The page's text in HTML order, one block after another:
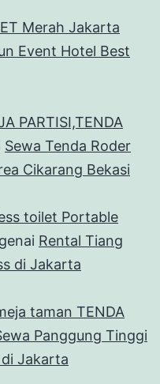
Merah Jakarta
Event Hotel Best
PARTISI,TENDA
Sewa Tenda Roder
Cikarang Bekasi
toilet Portable
Rental Tiang
di Jakarta
taman TENDA
Panggung Tinggi
Jakarta